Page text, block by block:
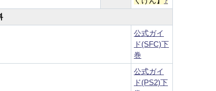
公式ガイ
ド(SFC)下
巻
公式ガイ
ド(PS2)下